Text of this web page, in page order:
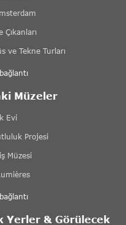
Çıkanları
ve Tekne Turları
Müzeler
Evi
Projesi
Müzesi
Yerler & Görülecek